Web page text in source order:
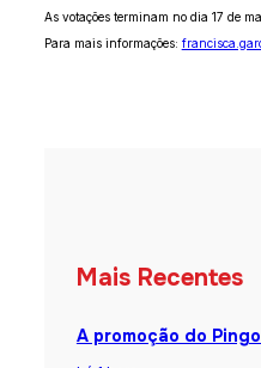
As votações terminam no dia 17 de
Para mais informações:
Mais Recentes
A promoção do